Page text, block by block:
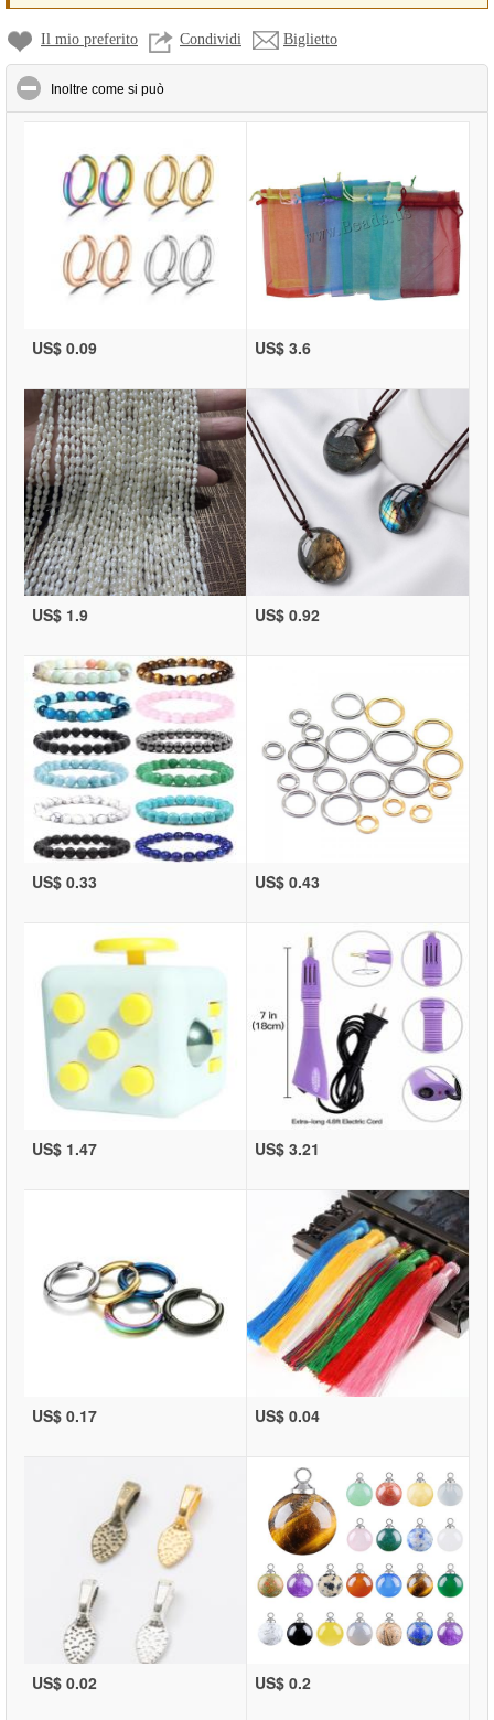
Il mio preferito Condividi Biglietto
Inoltre come si può
US$ 0.09 US$ 3.6
US$ 1.9 US$ 0.92
US$ 0.33 US$ 0.43
US$ 1.47 US$ 3.21
US$ 0.17 US$ 0.04
US$ 0.02 US$ 0.2